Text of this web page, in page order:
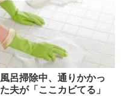
風呂掃除中、通りかかっ
た夫が「ここカビてる」